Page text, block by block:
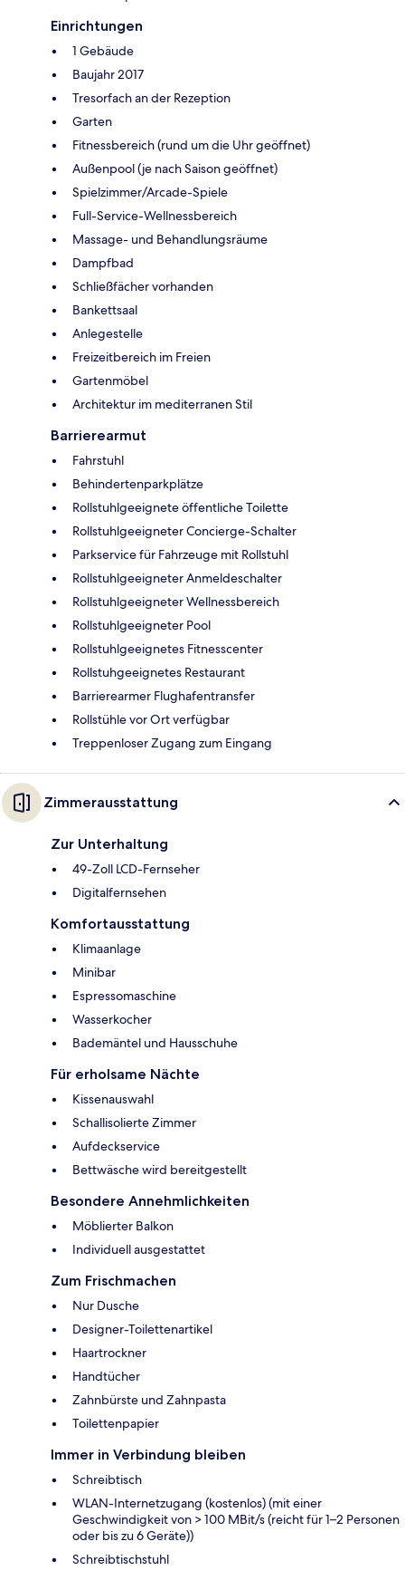
Einrichtungen
1 Gebäude
Baujahr 2017
Tresorfach an der Rezeption
Garten
Fitnessbereich (rund um die Uhr geöffnet)
Außenpool (je nach Saison geöffnet)
Spielzimmer/Arcade-Spiele
Full-Service-Wellnessbereich
Massage- und Behandlungsräume
Dampfbad
Schließfächer vorhanden
Bankettsaal
Anlegestelle
Freizeitbereich im Freien
Gartenmöbel
Architektur im mediterranen Stil
Barrierearmut
Fahrstuhl
Behindertenparkplätze
Rollstuhlgeeignete öffentliche Toilette
Rollstuhlgeeigneter Concierge-Schalter
Parkservice für Fahrzeuge mit Rollstuhl
Rollstuhlgeeigneter Anmeldeschalter
Rollstuhlgeeigneter Wellnessbereich
Rollstuhlgeeigneter Pool
Rollstuhlgeeignetes Fitnesscenter
Rollstuhgeeignetes Restaurant
Barrierearmer Flughafentransfer
Rollstühle vor Ort verfügbar
Treppenloser Zugang zum Eingang
Zimmerausstattung
Zur Unterhaltung
49-Zoll LCD-Fernseher
Digitalfernsehen
Komfortausstattung
Klimaanlage
Minibar
Espressomaschine
Wasserkocher
Bademäntel und Hausschuhe
Für erholsame Nächte
Kissenauswahl
Schallisolierte Zimmer
Aufdeckservice
Bettwäsche wird bereitgestellt
Besondere Annehmlichkeiten
Möblierter Balkon
Individuell ausgestattet
Zum Frischmachen
Nur Dusche
Designer-Toilettenartikel
Haartrockner
Handtücher
Zahnbürste und Zahnpasta
Toilettenpapier
Immer in Verbindung bleiben
Schreibtisch
WLAN-Internetzugang (kostenlos) (mit einer
Geschwindigkeit von > 100 MBit/s (reicht für 1–2 Personen
oder bis zu 6 Geräte))
Schreibtischstuhl